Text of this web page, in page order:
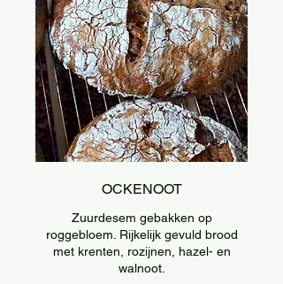
OCKENOOT
Zuurdesem gebakken op
roggebloem. Rijkelijk gevuld brood
met krenten, rozijnen, hazel- en
walnoot.